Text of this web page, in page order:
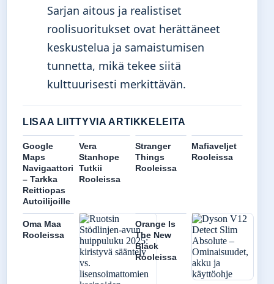
Sarjan aitous ja realistiset
roolisuoritukset ovat herättäneet
keskustelua ja samaistumisen
tunnetta, mikä tekee siitä
kulttuurisesti merkittävän.
LISAA LIITTYVIA ARTIKKELEITA
Google
Maps
Navigaattori
– Tarkka
Reittiopas
Autoilijoille
Vera
Stanhope
Tutkii
Rooleissa
Stranger
Things
Rooleissa
Mafiaveljet
Rooleissa
Oma Maa
Rooleissa
Orange Is
The New
Black
Rooleissa